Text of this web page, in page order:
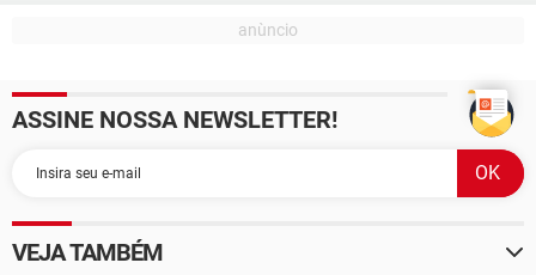
ASSINE NOSSA NEWSLETTER!
VEJA TAMBÉM